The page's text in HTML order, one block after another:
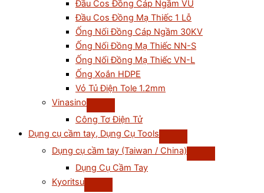
Đầu Cos Đồng Cáp Ngầm VU
Đầu Cos Đồng Mạ Thiếc 1 Lỗ
Ống Nối Đồng Cáp Ngầm 30KV
Ống Nối Đồng Mạ Thiếc NN-S
Ống Nối Đồng Mạ Thiếc VN-L
Ống Xoắn HDPE
Vỏ Tủ Điện Tole 1.2mm
Vinasino
Công Tơ Điện Tử
Dụng cụ cầm tay, Dụng Cụ Tools
Dụng cụ cầm tay (Taiwan / China)
Dụng Cụ Cầm Tay
Kyoritsu